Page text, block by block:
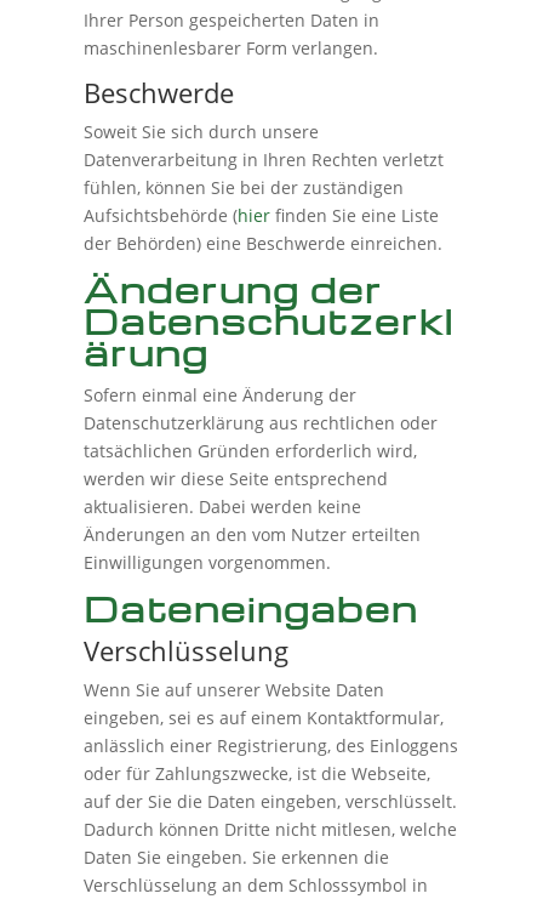
Ihrer Person gespeicherten Daten in
maschinenlesbarer Form verlangen.
Beschwerde
Soweit Sie sich durch unsere
Datenverarbeitung in Ihren Rechten verletzt
fühlen, können Sie bei der zuständigen
Aufsichtsbehörde (hierfinden Sie eine Liste
der Behörden) eine Beschwerde einreichen.
Änderung der
Datenschutzerkl
ärung
Sofern einmal eine Änderung der
Datenschutzerklärung aus rechtlichen oder
tatsächlichen Gründen erforderlich wird,
werden wir diese Seite entsprechend
aktualisieren. Dabei werden keine
Änderungen an den vom Nutzer erteilten
Einwilligungen vorgenommen.
Dateneingaben
Verschlüsselung
Wenn Sie auf unserer Website Daten
eingeben, sei es auf einem Kontaktformular,
anlässlich einer Registrierung, des Einloggens
oder für Zahlungszwecke, ist die Webseite,
auf der Sie die Daten eingeben, verschlüsselt.
Dadurch können Dritte nicht mitlesen, welche
Daten Sie eingeben. Sie erkennen die
Verschlüsselung an dem Schlosssymbol in